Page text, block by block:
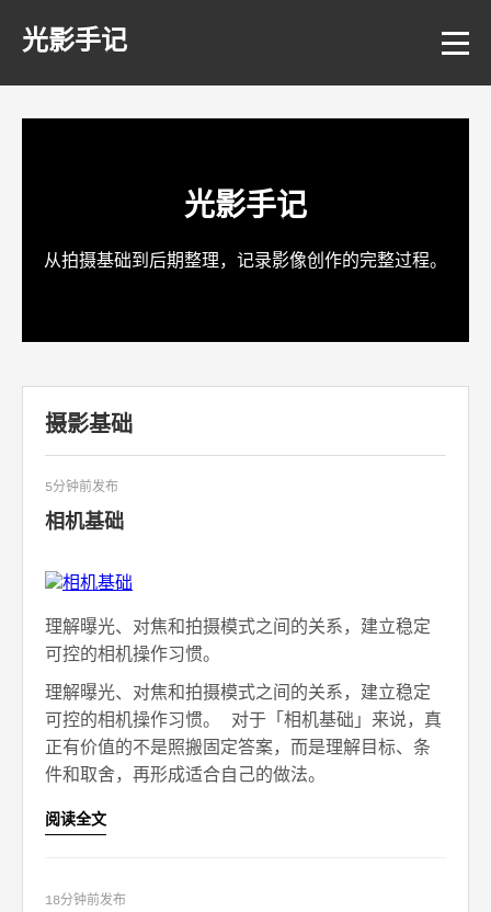
光影手记
光影手记
从拍摄基础到后期整理，记录影像创作的完整过程。
摄影基础
5分钟前发布
相机基础
理解曝光、对焦和拍摄模式之间的关系，建立稳定
可控的相机操作习惯。
理解曝光、对焦和拍摄模式之间的关系，建立稳定
可控的相机操作习惯。 对于「相机基础」来说，真
正有价值的不是照搬固定答案，而是理解目标、条
件和取舍，再形成适合自己的做法。
阅读全文
18分钟前发布